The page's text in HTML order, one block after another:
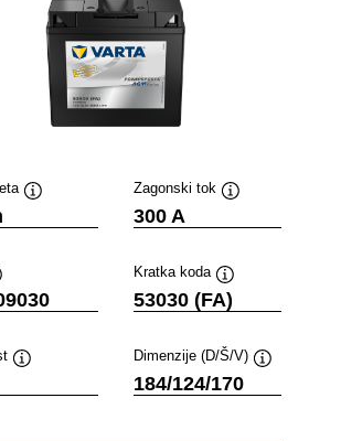
Zagonski tok
300 A
Kratka koda
Namig
53030 (FA)
Dimenzije (D/Š/V)
184/124/170